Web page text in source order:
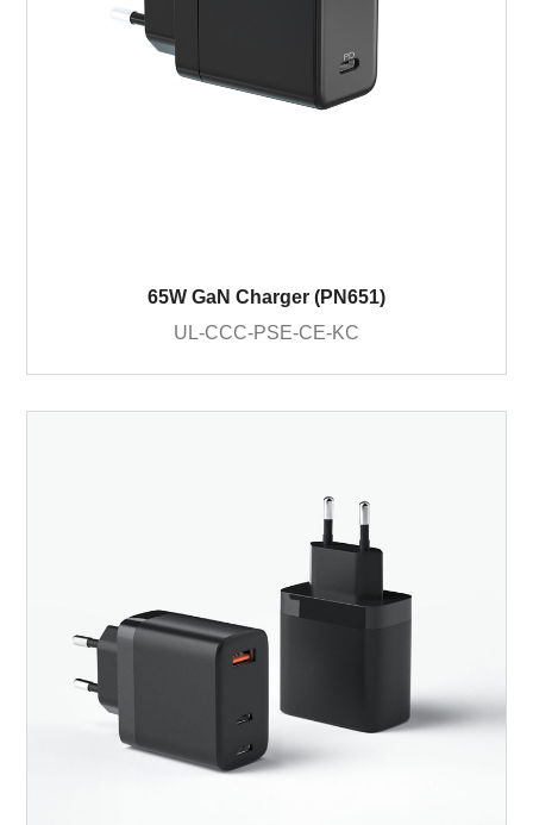
65W GaN Charger (PN651)
UL-CCC-PSE-CE-KC